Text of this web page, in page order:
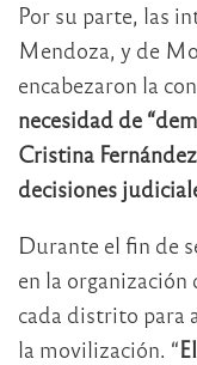
Por su parte, las
Mendoza, y de
encabezaron la
necesidad de
Cristina
decisiones
Durante el fin de
en la
cada distrito para
la movilización. “